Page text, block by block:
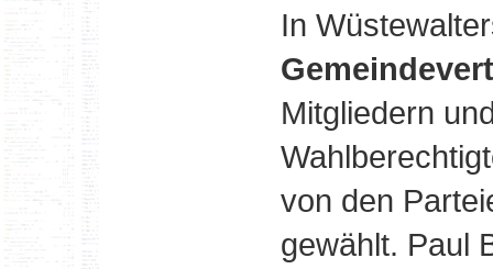
In
Mitgliedern
von den
gewählt. Paul